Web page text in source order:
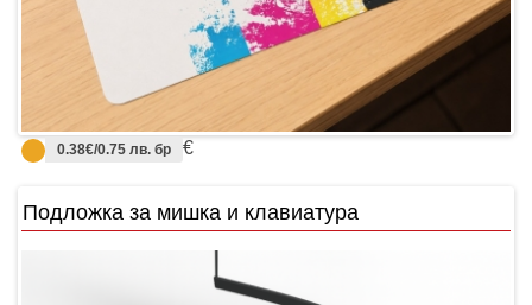
0.38€/0.75 лв. бр €
Подложка за мишка и клавиатура